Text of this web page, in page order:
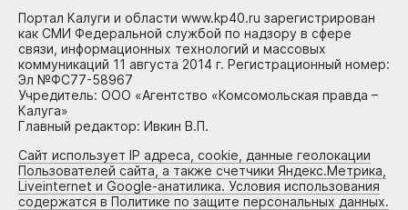
Портал Калуги и области www.kp40.ru зарегистрирован
как СМИ Федеральной службой по надзору в сфере
связи, информационных технологий и массовых
коммуникаций 11 августа 2014 г. Регистрационный номер:
Эл №ФС77-58967
Учредитель: ООО «Агентство «Комсомольская правда –
Калуга»
Главный редактор: Ивкин В.П.
Сайт использует IP адреса, cookie, данные геолокации
Пользователей сайта, а также счетчики Яндекс.Метрика,
Liveinternet и Google-анатилика. Условия использования
содержатся в Политике по защите персональных данных.